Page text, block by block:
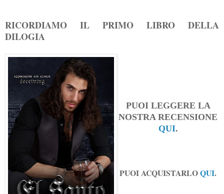
RICORDIAMO IL PRIMO LIBRO DELLA
DILOGIA
PUOI LEGGERE LA
NOSTRA RECENSIONE
QUI.
PUOI ACQUISTARLOQUI.